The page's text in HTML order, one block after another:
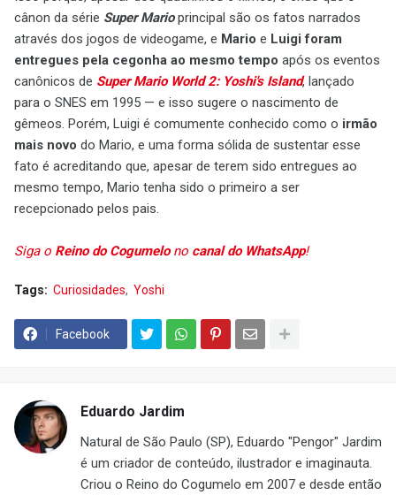
cânon da série Super Marioprincipal são os fatos narrados
através dos jogos de videogame, e Mario e Luigi foram
entregues pela cegonha ao mesmo tempo após os eventos
canônicos de Super Mario World 2: Yoshi's Island, lançado
para o SNES em 1995 — e isso sugere o nascimento de
gêmeos. Porém, Luigi é comumente conhecido como o irmão
mais novo do Mario, e uma forma sólida de sustentar esse
fato é acreditando que, apesar de terem sido entregues ao
mesmo tempo, Mario tenha sido o primeiro a ser
recepcionado pelos pais.
Siga o Reino do Cogumelono canal do WhatsApp!
Tags: Curiosidades Yoshi
Facebook
Eduardo Jardim
Natural de São Paulo (SP), Eduardo "Pengor" Jardim
é um criador de conteúdo, ilustrador e imaginauta.
Criou o Reino do Cogumelo em 2007 e desde então